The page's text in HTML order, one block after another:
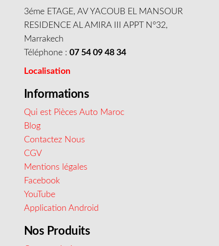
3éme ETAGE, AV YACOUB EL MANSOUR
RESIDENCE AL AMIRA III APPT N°32,
Marrakech
Téléphone : 07 54 09 48 34
Localisation
Informations
Qui est Pièces Auto Maroc
Blog
Contactez Nous
CGV
Mentions légales
Facebook
YouTube
Application Android
Nos Produits